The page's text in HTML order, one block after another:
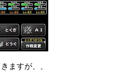
ますが、、